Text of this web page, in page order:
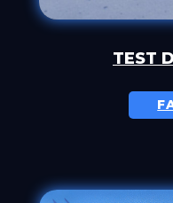
TEST